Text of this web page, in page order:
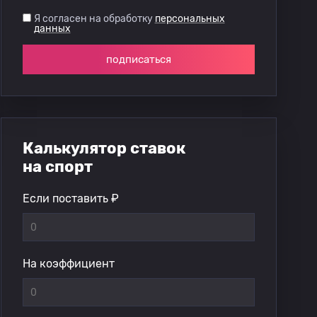
Я согласен на обработку персональных
данных
подписаться
Калькулятор ставок
на спорт
Если поставить ₽
На коэффициент